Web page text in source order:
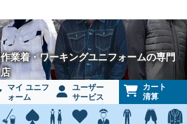
作業着・ワーキングユニフォームの専門
店
マイ ユニフ
ォーム
ユーザー
サービス
カート
清算